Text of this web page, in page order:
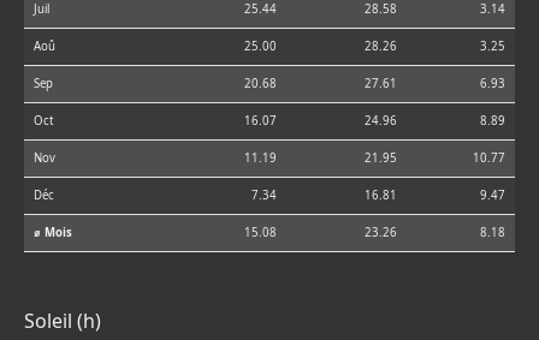
Juil 25.44 28.58 3.14
Aoû 25.00 28.26 3.25
Sep 20.68 27.61 6.93
Oct 16.07 24.96 8.89
Nov 11.19 21.95 10.77
Déc 7.34 16.81 9.47
⌀ Mois 15.08 23.26 8.18
Soleil (h)